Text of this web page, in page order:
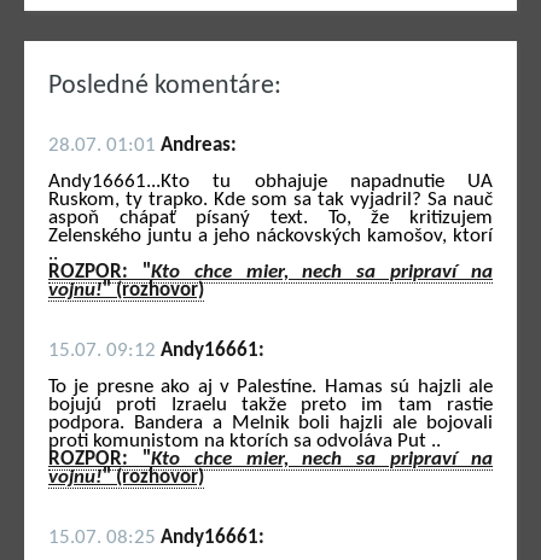
Posledné komentáre:
28.07. 01:01 Andreas:
Andy16661...Kto tu obhajuje napadnutie UA
Ruskom, ty trapko. Kde som sa tak vyjadril? Sa nauč
aspoň chápať písaný text. To, že kritizujem
Zelenského juntu a jeho náckovských kamošov, ktorí
..
ROZPOR: "Kto chce mier, nech sa pripraví na
vojnu!" (rozhovor)
15.07. 09:12 Andy16661:
To je presne ako aj v Palestíne. Hamas sú hajzli ale
bojujú proti Izraelu takže preto im tam rastie
podpora. Bandera a Melnik boli hajzli ale bojovali
proti komunistom na ktorích sa odvoláva Put ..
ROZPOR: "Kto chce mier, nech sa pripraví na
vojnu!" (rozhovor)
15.07. 08:25 Andy16661: